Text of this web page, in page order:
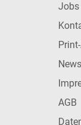
Jobs
AGB